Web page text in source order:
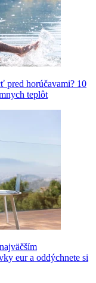
pred horúčavami? 10
teplôt
eur a oddýchnete si